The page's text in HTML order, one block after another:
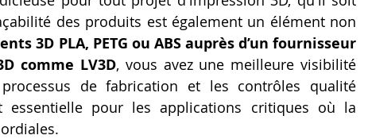
des produits est également un élément non
3D PLA, PETG ou ABS auprès d’un fournisseur
comme LV3D, vous avez une meilleure visibilité
de fabrication et les contrôles qualité
essentielle pour les applications critiques où la